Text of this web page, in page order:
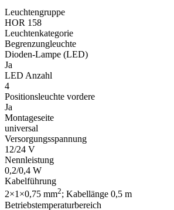
Leuchtengruppe
HOR 158
Leuchtenkategorie
Begrenzungleuchte
Dioden-Lampe (LED)
Ja
LED Anzahl
4
Positionsleuchte vordere
Ja
Montageseite
universal
Versorgungsspannung
12/24 V
Nennleistung
0,2/0,4 W
Kabelführung
2×1×0,75 mm2; Kabellänge 0,5 m
Betriebstemperaturbereich